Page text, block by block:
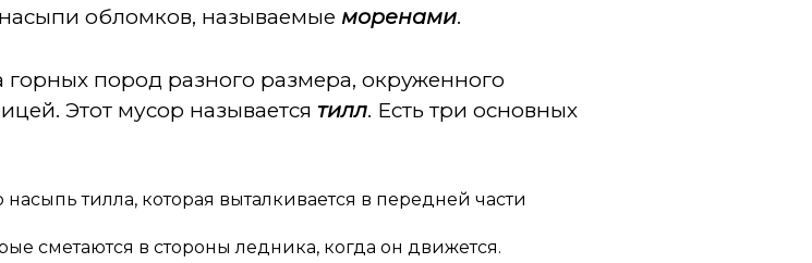
обломков, называемые моренами.
пород разного размера, окруженного
Этот мусор называетсятилл. Есть три основных
тилла, которая выталкивается в передней части
сметаются в стороны ледника, когда он движется.